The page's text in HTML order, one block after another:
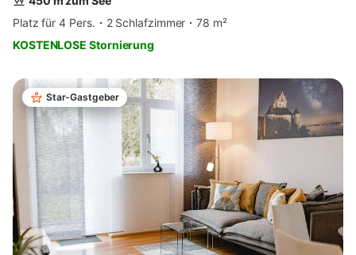
Platz für 4 Pers.
2 Schlafzimmer
78 m²
KOSTENLOSE Stornierung
Star-Gastgeber